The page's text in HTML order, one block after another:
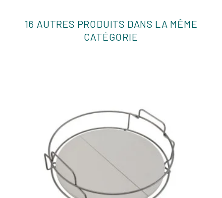
16 AUTRES PRODUITS DANS LA MÊME
CATÉGORIE